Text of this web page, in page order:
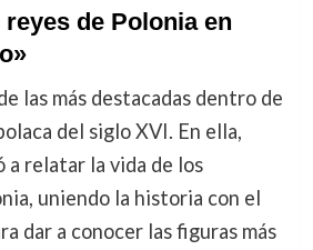
de Polonia en
las más destacadas dentro de
del siglo XVI. En ella,
a relatar la vida de los
uniendo la historia con el
dar a conocer las figuras más